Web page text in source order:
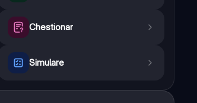
Chestionar
Simulare